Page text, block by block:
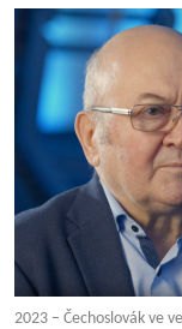
2023 – Čechoslovák ve